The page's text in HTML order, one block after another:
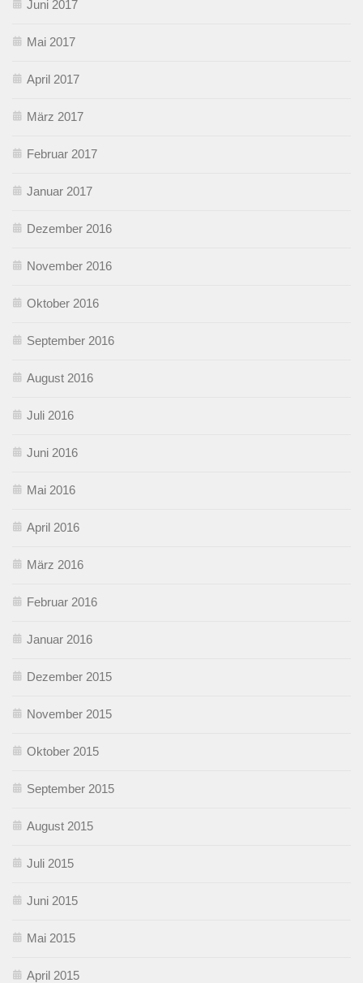
Juni 2017
Mai 2017
April 2017
März 2017
Februar 2017
Januar 2017
Dezember 2016
November 2016
Oktober 2016
September 2016
August 2016
Juli 2016
Juni 2016
Mai 2016
April 2016
März 2016
Februar 2016
Januar 2016
Dezember 2015
November 2015
Oktober 2015
September 2015
August 2015
Juli 2015
Juni 2015
Mai 2015
April 2015